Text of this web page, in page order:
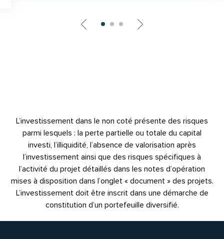
L’investissement dans le non coté présente des risques
parmi lesquels : la perte partielle ou totale du capital
investi, l’illiquidité, l’absence de valorisation après
l’investissement ainsi que des risques spécifiques à
l’activité du projet détaillés dans les notes d’opération
mises à disposition dans l’onglet « document » des projets.
L’investissement doit être inscrit dans une démarche de
constitution d’un portefeuille diversifié.